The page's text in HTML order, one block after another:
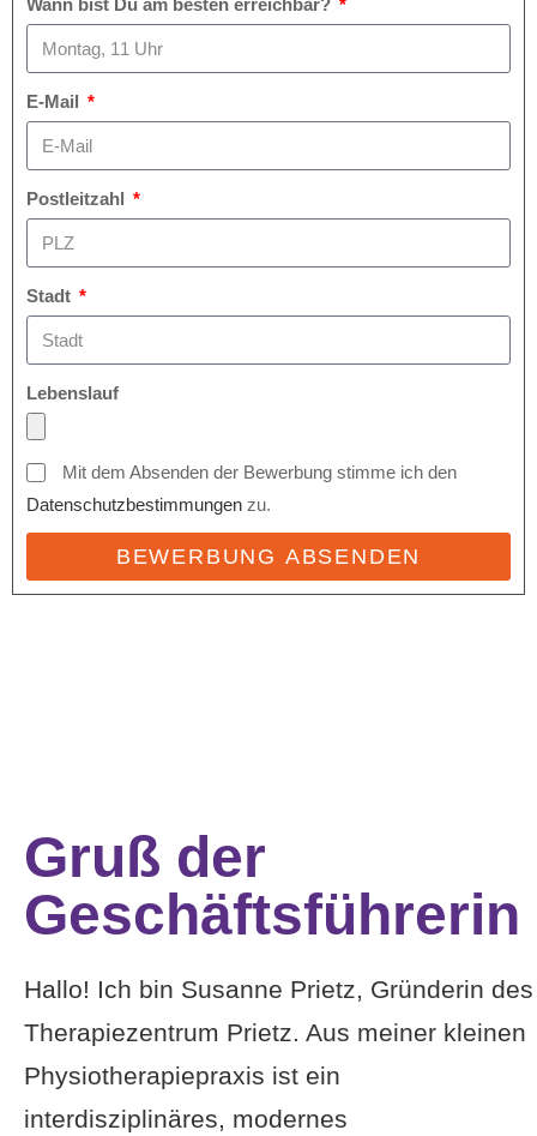
Wann bist Du am besten erreichbar?
E-Mail
Postleitzahl
Stadt
Lebenslauf
Mit dem Absenden der Bewerbung stimme ich den
Datenschutzbestimmungen zu.
BEWERBUNG ABSENDEN
Gruß der
Geschäftsführerin
Hallo! Ich bin Susanne Prietz, Gründerin des
Therapiezentrum Prietz. Aus meiner kleinen
Physiotherapiepraxis ist ein
interdisziplinäres, modernes